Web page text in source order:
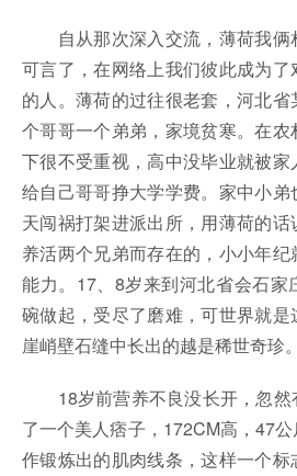
自从那次深入交流，薄荷我俩
可言了，在网络上我们彼此成为
的人。薄荷的过往很老套，河北
个哥哥一个弟弟，家境贫寒。在
下很不受重视，高中没毕业就被
给自己哥哥挣大学学费。家中小
天闯祸打架进派出所，用薄荷的
养活两个兄弟而存在的，小小年
能力。17、8岁来到河北省会石家
碗做起，受尽了磨难，可世界就
崖峭壁石缝中长出的越是稀世奇珍。
18岁前营养不良没长开，忽然
了一个美人痞子，172CM高，47
作锻炼出的肌肉线条，这样一个